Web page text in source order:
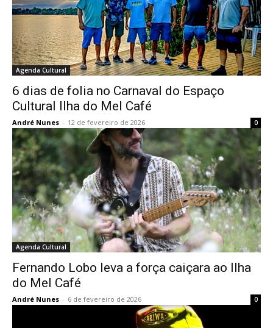
Agenda Cultural
6 dias de folia no Carnaval do Espaço
Cultural Ilha do Mel Café
André Nunes - 12 de fevereiro de 2026 0
Agenda Cultural
Fernando Lobo leva a força caiçara ao Ilha
do Mel Café
André Nunes - 6 de fevereiro de 2026 0